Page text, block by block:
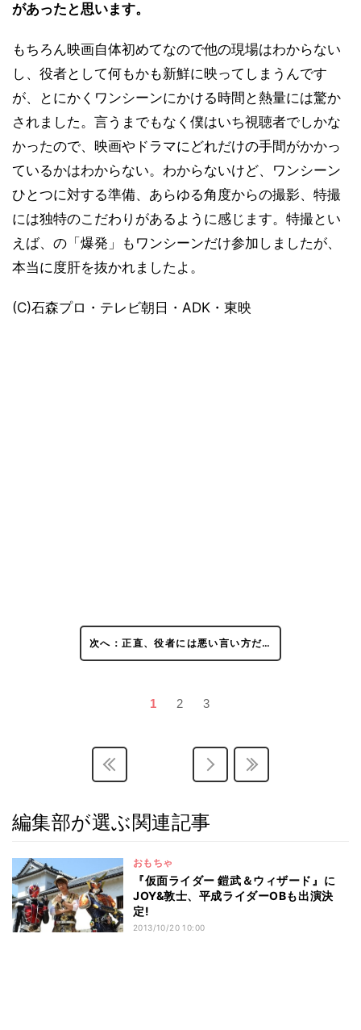
があったと思います。
もちろん映画自体初めてなので他の現場はわからない
し、役者として何もかも新鮮に映ってしまうんです
が、とにかくワンシーンにかける時間と熱量には驚か
されました。言うまでもなく僕はいち視聴者でしかな
かったので、映画やドラマにどれだけの手間がかかっ
ているかはわからない。わからないけど、ワンシーン
ひとつに対する準備、あらゆる角度からの撮影、特撮
には独特のこだわりがあるように感じます。特撮とい
えば、の「爆発」もワンシーンだけ参加しましたが、
本当に度肝を抜かれましたよ。
(C)石森プロ・テレビ朝日・ADK・東映
次へ：正直、役者には悪い言い方だ…
1 2 3
編集部が選ぶ関連記事
おもちゃ
『仮面ライダー 鎧武＆ウィザード』に
JOY&敦士、平成ライダーOBも出演決
定!
2013/10/20 10:00